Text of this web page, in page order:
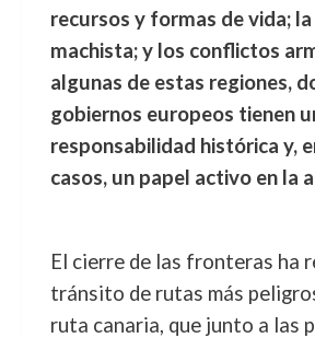
recursos y formas de vida;
machista; y los conflictos
algunas de estas regiones,
gobiernos europeos tienen
responsabilidad histórica y,
casos, un papel activo en la
El cierre de las fronteras ha
tránsito de rutas más
ruta canaria, que junto a las